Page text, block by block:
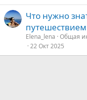
Что нужно
Elena_lena Общая
22 Окт 2025